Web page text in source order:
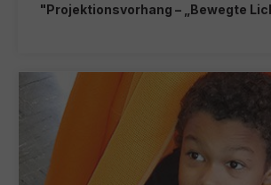
"Projektionsvorhang – „Bewegte